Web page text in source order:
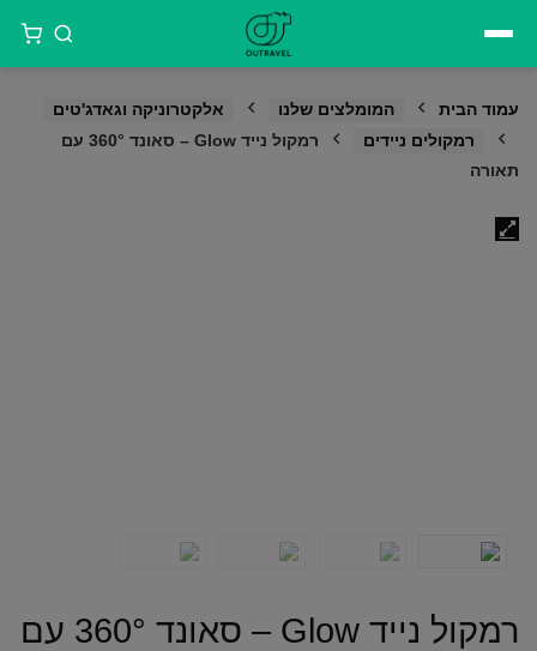
עמוד הבית המומלצים שלנו
אלקטרוניקה וגאדג'טים
רמקולים ניידים
רמקול נייד Glow – סאונד 360° עם
תאורה
רמקול נייד Glow – סאונד 360° עם